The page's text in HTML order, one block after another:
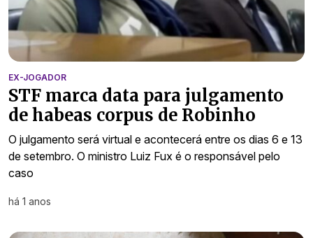
EX-JOGADOR
STF marca data para julgamento
de habeas corpus de Robinho
O julgamento será virtual e acontecerá entre os dias 6 e 13
de setembro. O ministro Luiz Fux é o responsável pelo
caso
há 1 anos